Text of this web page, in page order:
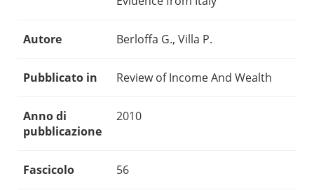
Autore Berloffa G., Villa P.
Pubblicato in Review of Income And Wealth
Anno di
pubblicazione
2010
Fascicolo 56